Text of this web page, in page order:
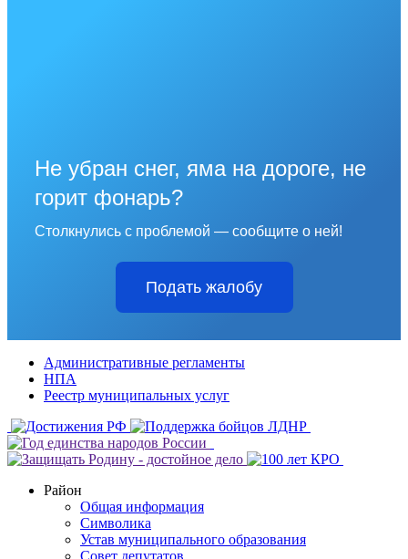
Не убран снег, яма на дороге, не
горит фонарь?
Столкнулись с проблемой — сообщите о ней!
Подать жалобу
Административные регламенты
НПА
Реестр муниципальных услуг
Район
Общая информация
Символика
Устав муниципального образования
Совет депутатов